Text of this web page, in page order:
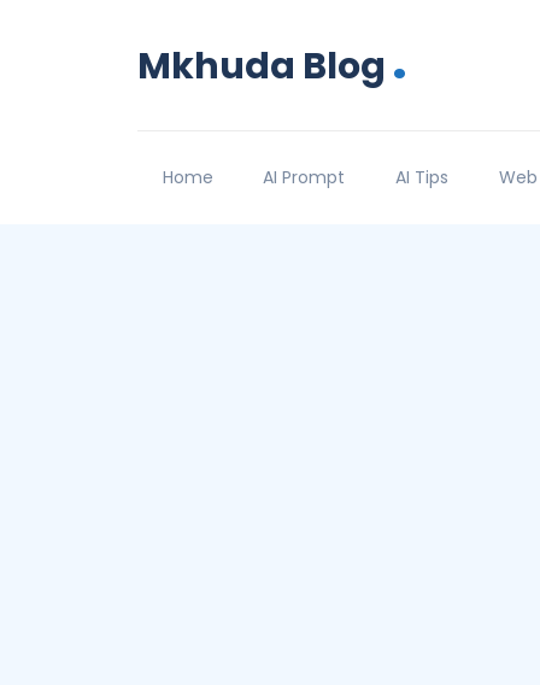
Mkhuda Blog .
Home AI Prompt AI Tips Web